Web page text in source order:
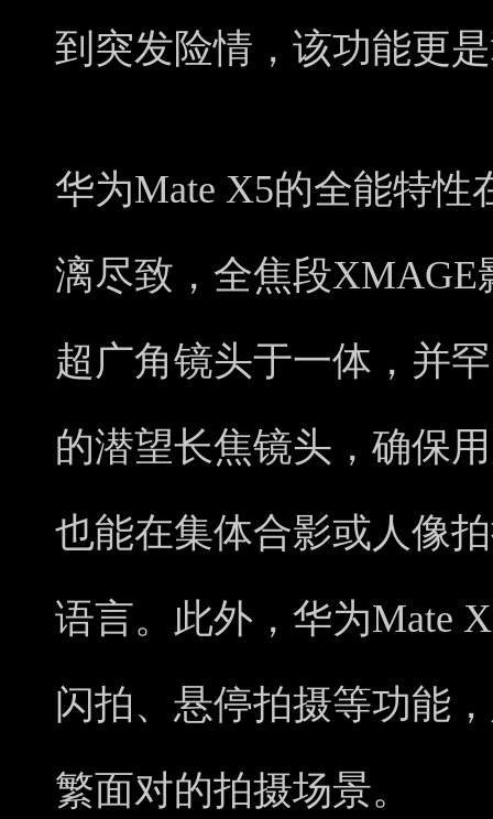
到突发险情，该功能更
华为Mate X5的全能特
漓尽致，全焦段
超广角镜头于一体，并
的潜望长焦镜头，确保
也能在集体合影或人像
语言。此外，华为Mate
闪拍、悬停拍摄等功能
繁面对的拍摄场景。